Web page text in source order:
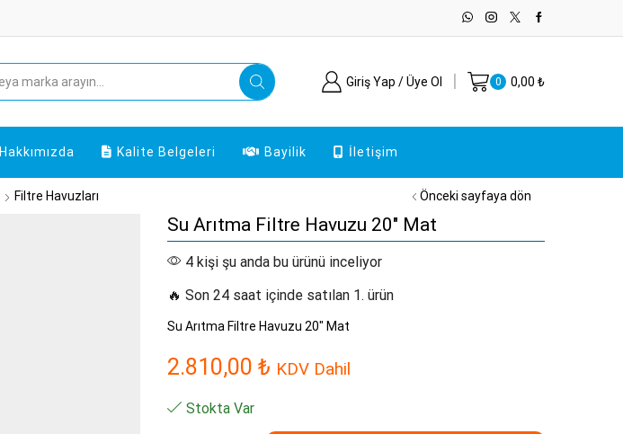
Search
Giriş Yap / Üye Ol 0 0,00 ₺
Hakkımızda Kalite Belgeleri Bayilik İletişim
Filtre Havuzları Önceki sayfaya dön
Su Arıtma Filtre Havuzu 20″ Mat
4 kişi şu anda bu ürünü inceliyor
🔥 Son 24 saat içinde satılan 1. ürün
Su Arıtma Filtre Havuzu 20″ Mat
2.810,00 ₺ KDV Dahil
Stokta Var